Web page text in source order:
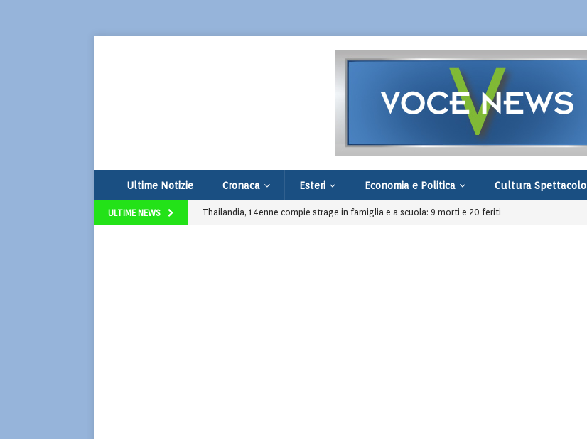
Ultime Notizie Cronaca Esteri Economia e Politica Cultura Spettacolo
ULTIME NEWS
Thailandia, 14enne compie strage in famiglia e a scuola: 9 morti e 20 feriti